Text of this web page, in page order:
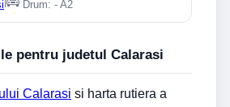
Drum: - A2
pentru judetul Calarasi
Calarasi si harta rutiera a